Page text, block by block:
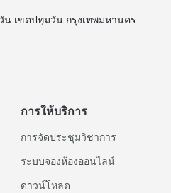
เขตปทุมวัน กรุงเทพมหานคร
การให้บริการ
การจัดประชุมวิชาการ
ระบบจองห้องออนไลน์
ดาวน์โหลด